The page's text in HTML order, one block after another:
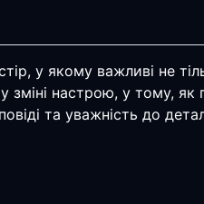
у якому важливі не
зміні настрою, у тому,
та уважність до